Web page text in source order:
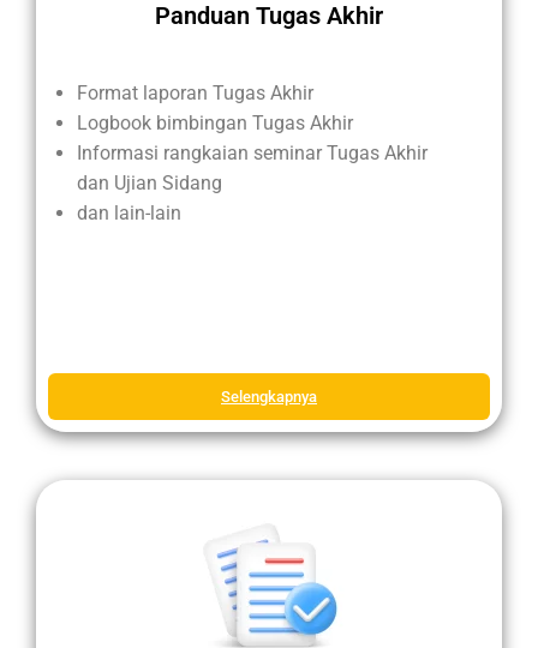
Panduan Tugas Akhir
Format laporan Tugas Akhir
Logbook bimbingan Tugas Akhir
Informasi rangkaian seminar Tugas Akhir
dan Ujian Sidang
dan lain-lain
Selengkapnya